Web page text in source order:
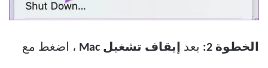
الخطوة 2: بعد إيقاف تشغيل Mac ، اضغط مع